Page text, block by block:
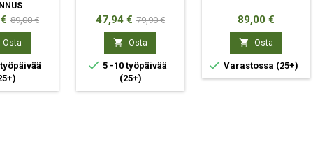
Normaali
hinta
89,00 €
Osta
Hinta
47,94 € Normaali
hinta
79,90 €
 Osta
 5 -10 työpäivää
(25+)
Hinta
89,00 €
 Osta
 Varastossa (25+)